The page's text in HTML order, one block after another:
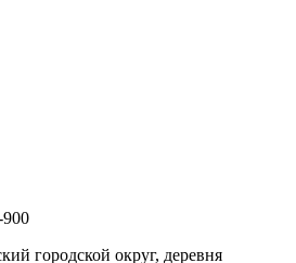
городской округ, деревня